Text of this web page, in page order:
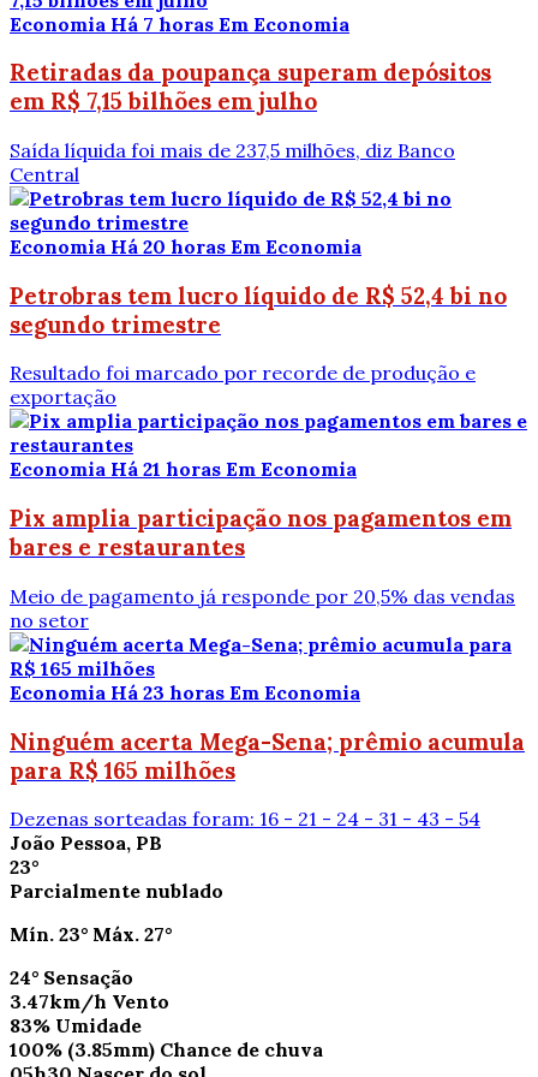
Economia Há 7 horas Em Economia
Retiradas da poupança superam depósitos
em R$ 7,15 bilhões em julho
Saída líquida foi mais de 237,5 milhões, diz Banco
Central
Economia Há 20 horas Em Economia
Petrobras tem lucro líquido de R$ 52,4 bi no
segundo trimestre
Resultado foi marcado por recorde de produção e
exportação
Economia Há 21 horas Em Economia
Pix amplia participação nos pagamentos em
bares e restaurantes
Meio de pagamento já responde por 20,5% das vendas
no setor
Economia Há 23 horas Em Economia
Ninguém acerta Mega-Sena; prêmio acumula
para R$ 165 milhões
Dezenas sorteadas foram: 16 - 21 - 24 - 31 - 43 - 54
João Pessoa, PB
23°
Parcialmente nublado
Mín. 23° Máx. 27°
24° Sensação
3.47km/h Vento
83% Umidade
100% (3.85mm) Chance de chuva